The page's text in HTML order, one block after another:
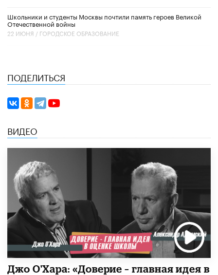
Школьники и студенты Москвы почтили память героев Великой
Отечественной войны
22 ИЮНЯ / ГОРОДСКОЕ ОБРАЗОВАНИЕ
ПОДЕЛИТЬСЯ
ВИДЕО
Джо О'Хара: «Доверие – главная идея в